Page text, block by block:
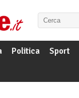
Politica Sport